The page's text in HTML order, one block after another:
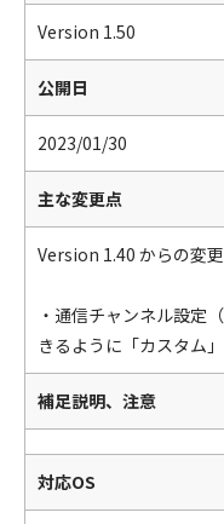
Version 1.50
公開日
2023/01/30
主な変更点
Version 1.40 からの変
・通信チャンネル設定
きるように「カスタム
補足説明、注意
対応OS